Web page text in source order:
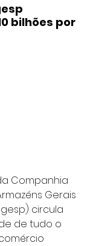
bilhões por
Companhia
Gerais
circula
de tudo o